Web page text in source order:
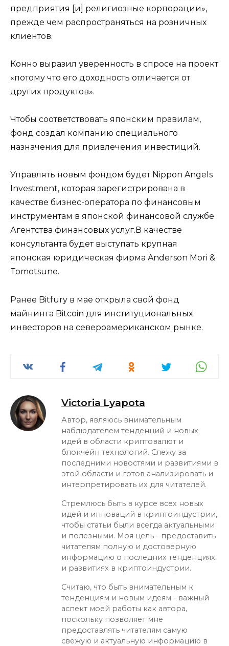
предприятия [и] религиозные корпорации»,
прежде чем распространяться на розничных
клиентов.
Конно выразил уверенность в спросе на проект
«потому что его доходность отличается от
других продуктов».
Чтобы соответствовать японским правилам,
фонд создал компанию специального
назначения для привлечения инвестиций.
Управлять новым фондом будет Nippon Angels
Investment, которая зарегистрирована в
качестве бизнес-оператора по финансовым
инструментам в японской финансовой службе
Агентства финансовых услуг.В качестве
консультанта будет выступать крупная
японская юридическая фирма Anderson Mori &
Tomotsune.
Ранее Bitfury в мае открыла свой фонд
майнинга Bitcoin для институциональных
инвесторов на североамериканском рынке.
Victoria Lyapota
Автор, являюсь внимательным
наблюдателем тенденций и новых
идей в области криптовалют и
блокчейн технологий. Слежу за
последними новостями и развитиями в
этой области и готов анализировать и
интерпретировать их для читателей.
Стремлюсь быть в курсе всех новых
идей и инноваций в криптоиндустрии,
чтобы статьи были всегда актуальными
и полезными. Моя цель - предоставить
читателям полную и достоверную
информацию о последних тенденциях
и развитиях в криптоиндустрии.
Считаю, что быть внимательным к
тенденциям и новым идеям - важный
аспект моей работы как автора,
поскольку позволяет мне
предоставлять читателям самую
свежую и актуальную информацию в